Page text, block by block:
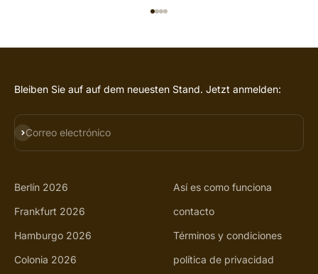
Bleiben Sie auf auf dem neuesten Stand. Jetzt anmelden:
Correo electrónico
SUSCRIBIRSE
Berlín 2026
Frankfurt 2026
Hamburgo 2026
Colonia 2026
Así es como funciona
contacto
Términos y condiciones
política de privacidad